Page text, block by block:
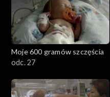
Moje 600 gramów szczęścia
odc. 27